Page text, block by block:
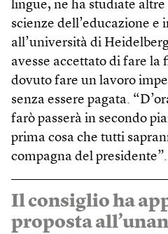
lingue, ne ha studiate
scienze dell’educazione e
all’università di
avesse accettato di fare la
dovuto fare un lavoro
senza essere pagata.
farò passerà in secondo
prima cosa che tutti
compagna del presidente”.
Il consiglio ha
proposta